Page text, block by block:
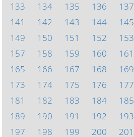
133
134 135 136 137
141
142 143 144 145
149
150 151 152 153
157
158 159 160 161
165
166 167 168 169
173
174 175 176 177
181
182 183 184 185
189
190 191 192 193
197
198 199 200 201